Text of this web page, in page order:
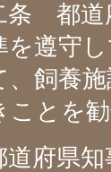
条 都道
を遵守
、飼養
ことを
府県知